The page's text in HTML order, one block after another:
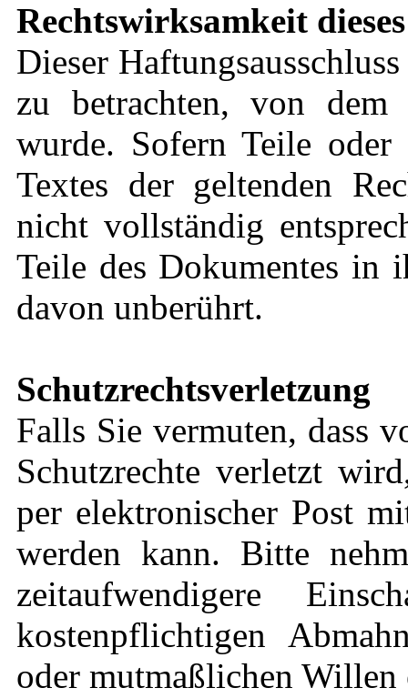
Rechtswirksamkeit
Dieser
zu betrachten, von dem
wurde. Sofern Teile oder
Textes der geltenden
nicht vollständig
Teile des Dokumentes
davon unberührt.
Schutzrechtsverletzung
Falls Sie vermuten, dass
Schutzrechte verletzt
per elektronischer Post
werden kann. Bitte
zeitaufwendigere
kostenpflichtigen
oder mutmaßlichen Willen